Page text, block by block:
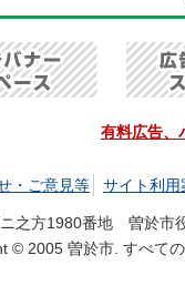
有料広告、
・ご意見等 サイト利用
ニ之方1980番地 曽於
© 2005 曽於市. すべて